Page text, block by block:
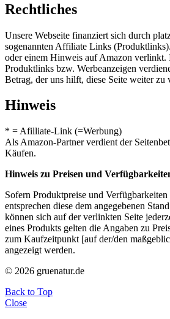
Rechtliches
Unsere Webseite finanziert sich durch
sogenannten Affiliate Links
oder einem Hinweis auf Amazon
Produktlinks bzw. Werbeanzeigen
Betrag, der uns hilft, diese Seite weiter zu
Hinweis
* = Afilliate-Link (=Werbung)
Als Amazon-Partner verdient der
Käufen.
Hinweis zu Preisen und
Sofern Produktpreise und
entsprechen diese dem angegebenen
können sich auf der verlinkten Seite
eines Produkts gelten die Angaben zu
zum Kaufzeitpunkt [auf der/den
angezeigt werden.
© 2026 gruenatur.de
Back to Top
Close